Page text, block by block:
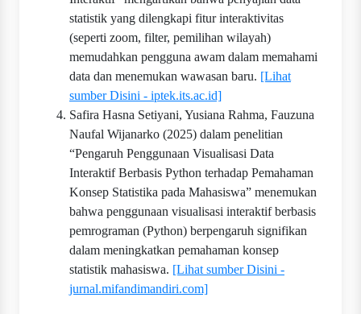
statistik yang dilengkapi fitur interaktivitas
(seperti zoom, filter, pemilihan wilayah)
memudahkan pengguna awam dalam memahami
data dan menemukan wawasan baru. [Lihat
sumber Disini - iptek.its.ac.id]
Safira Hasna Setiyani, Yusiana Rahma, Fauzuna
Naufal Wijanarko (2025) dalam penelitian
“Pengaruh Penggunaan Visualisasi Data
Interaktif Berbasis Python terhadap Pemahaman
Konsep Statistika pada Mahasiswa” menemukan
bahwa penggunaan visualisasi interaktif berbasis
pemrograman (Python) berpengaruh signifikan
dalam meningkatkan pemahaman konsep
statistik mahasiswa. [Lihat sumber Disini -
jurnal.mifandimandiri.com]